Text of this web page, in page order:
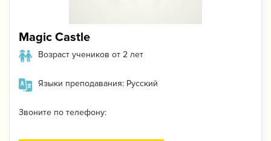
Magic Castle
Возраст учеников от 2 лет
Языки преподавания: Русский
Звоните по телефону: